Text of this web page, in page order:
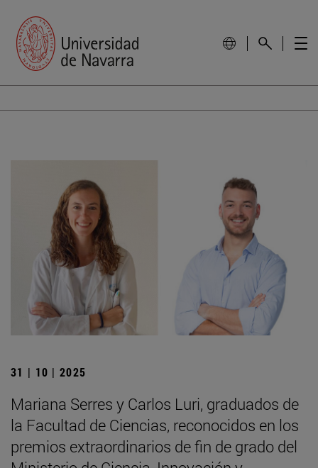
31 | 10 | 2025
Mariana Serres y Carlos Luri, graduados de
la Facultad de Ciencias, reconocidos en los
premios extraordinarios de fin de grado del